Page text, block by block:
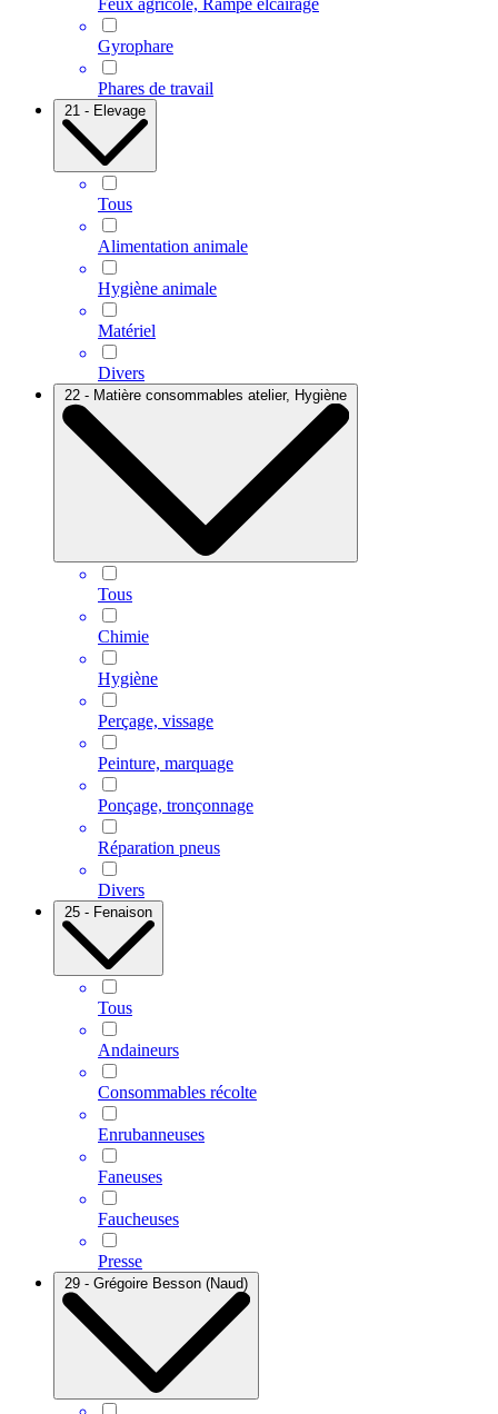
Feux agricole, Rampe élcairage
Gyrophare
Phares de travail
21 - Elevage
Tous
Alimentation animale
Hygiène animale
Matériel
Divers
22 - Matière consommables atelier, Hygiène
Tous
Chimie
Hygiène
Perçage, vissage
Peinture, marquage
Ponçage, tronçonnage
Réparation pneus
Divers
25 - Fenaison
Tous
Andaineurs
Consommables récolte
Enrubanneuses
Faneuses
Faucheuses
Presse
29 - Grégoire Besson (Naud)